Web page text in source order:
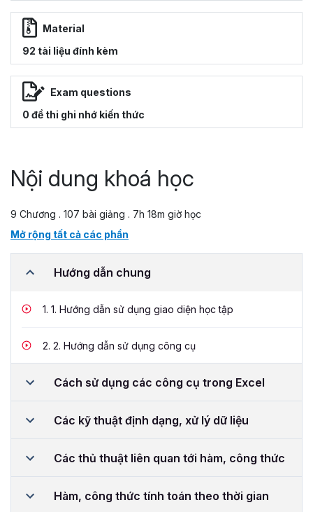
Material
92 tài liệu đính kèm
Exam questions
0 đề thi ghi nhớ kiến thức
Nội dung khoá học
9 Chương . 107 bài giảng . 7h 18m giờ học
Mở rộng tất cả các phần
Hướng dẫn chung
1. 1. Hướng dẫn sử dụng giao diện học tập
2. 2. Hướng dẫn sử dụng công cụ
Cách sử dụng các công cụ trong Excel
Các kỹ thuật định dạng, xử lý dữ liệu
Các thủ thuật liên quan tới hàm, công thức
Hàm, công thức tính toán theo thời gian